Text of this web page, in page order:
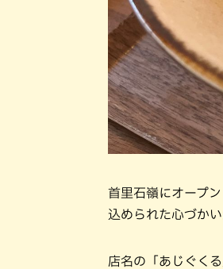
首里石嶺にオープ
込められた心づかい
店名の「あじぐく